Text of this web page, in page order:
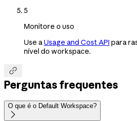
5
Monitore o uso
Use aUsage and Cost API para
nível do workspace.

Perguntas frequentes
O que é o Default Workspace?
